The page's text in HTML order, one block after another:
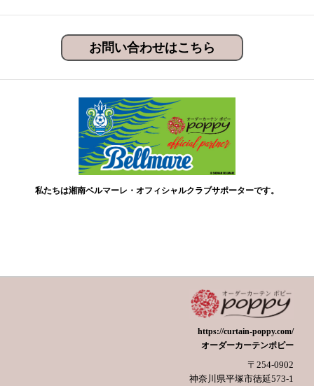
お問い合わせはこちら
私たちは湘南ベルマーレ・オフィシャルクラブサポーターです。
https://curtain-poppy.com/
オーダーカーテンポピー
〒254-0902
神奈川県平塚市徳延573-1